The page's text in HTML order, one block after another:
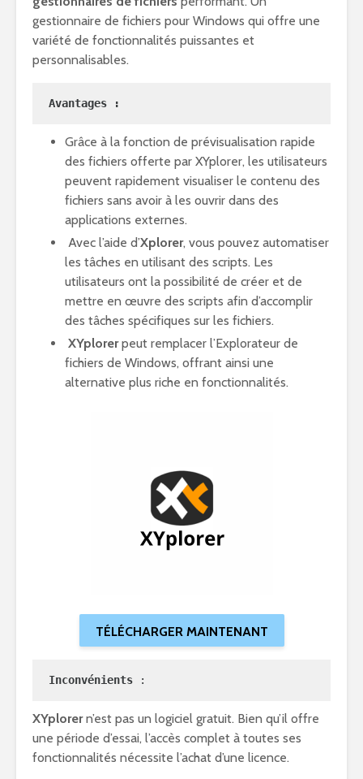
gestionnaire de fichiers pour Windows qui offre une
variété de fonctionnalités puissantes et
personnalisables.
Avantages :
Grâce à la fonction de prévisualisation rapide
des fichiers offerte par XYplorer, les utilisateurs
peuvent rapidement visualiser le contenu des
fichiers sans avoir à les ouvrir dans des
applications externes.
Avec l’aide d’Xplorer, vous pouvez automatiser
les tâches en utilisant des scripts. Les
utilisateurs ont la possibilité de créer et de
mettre en œuvre des scripts afin d’accomplir
des tâches spécifiques sur les fichiers.
XYplorerpeut remplacer l’Explorateur de
fichiers de Windows, offrant ainsi une
alternative plus riche en fonctionnalités.
TÉLÉCHARGER MAINTENANT
Inconvénients :
XYplorern’est pas un logiciel gratuit. Bien qu’il offre
une période d’essai, l’accès complet à toutes ses
fonctionnalités nécessite l’achat d’une licence.